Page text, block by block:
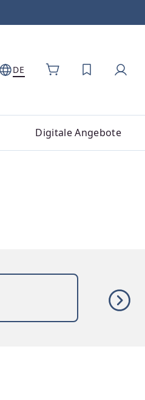
DE DU HAST 0
Digitale Angebote